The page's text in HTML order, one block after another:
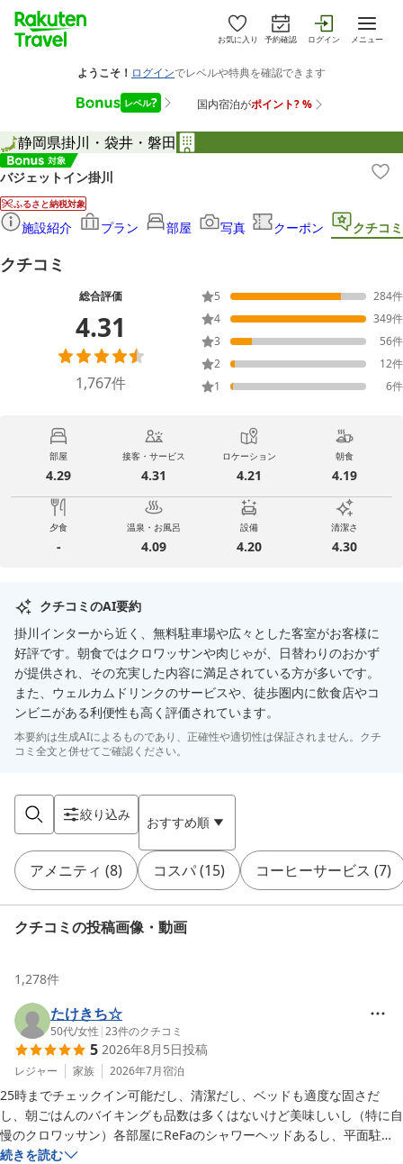
お気に入り 予約確認 ログイン メニュー
静岡県掛川・袋井・磐田
バジェットイン掛川
ふるさと納税対象
施設紹介 プラン 部屋 写真 クーポン クチコミ
クチコミ
総合評価
4.31
1,767件
5 284件
4
349件
3
56件
2
12件
1
6件
部屋
4.29
接客・サービス
4.31
ロケーション
4.21
朝食
4.19
夕食
-
温泉・お風呂
4.09
設備
4.20
清潔さ
4.30
クチコミのAI要約
掛川インターから近く、無料駐車場や広々とした客室がお客様に
好評です。朝食ではクロワッサンや肉じゃが、日替わりのおかず
が提供され、その充実した内容に満足されている方が多いです。
また、ウェルカムドリンクのサービスや、徒歩圏内に飲食店やコ
ンビニがある利便性も高く評価されています。
本要約は生成AIによるものであり、正確性や適切性は保証されません。クチ
コミ全文と併せてご確認ください。
絞り込み おすすめ順
アメニティ (8) コスパ(15) コーヒーサービス (7)
クチコミの投稿画像・動画
1,278件
たけきち☆
50代/女性 |23件のクチコミ
5 2026年8月5日投稿
レジャー 家族 2026年7月宿泊
25時までチェックイン可能だし、清潔だし、ベッドも適度な固さだ
し、朝ごはんのバイキングも品数は多くはないけど美味しいし（特に自
慢のクロワッサン）各部屋にReFaのシャワーヘッドあるし、平面駐車
場は無料だし。色々いいのに更に直前割プランがある。ここ数年で一番
続きを読む